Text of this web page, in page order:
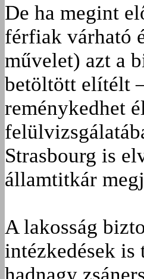
De ha megint
férfiak várható
művelet) azt a
betöltött elítélt
reménykedhet
Strasbourg is
államtitkár
A lakosság
intézkedések is